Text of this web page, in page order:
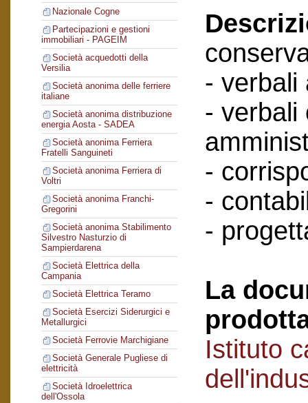
Nazionale Cogne
Partecipazioni e gestioni
immobiliari - PAGEIM
Società acquedotti della
Versilia
Società anonima delle ferriere
italiane
Società anonima distribuzione
energia Aosta - SADEA
Società anonima Ferriera
Fratelli Sanguineti
Società anonima Ferriera di
Voltri
Società anonima Franchi-
Gregorini
Società anonima Stabilimento
Silvestro Nasturzio di
Sampierdarena
Società Elettrica della
Campania
Società Elettrica Teramo
Società Esercizi Siderurgici e
Metallurgici
Società Ferrovie Marchigiane
Società Generale Pugliese di
elettricità
Società Idroelettrica
dell'Ossola
- verbali
- verbali
-
-
-
La
Istituto